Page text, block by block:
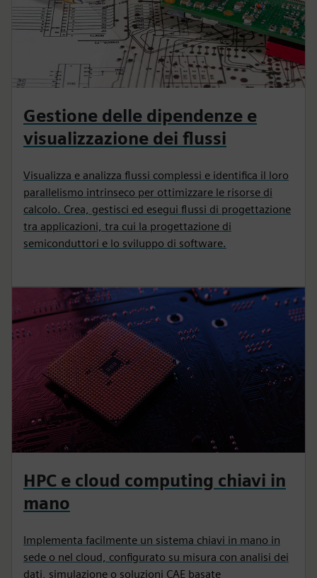
Gestione delle dipendenze e
visualizzazione dei flussi
Visualizza e analizza flussi complessi e identifica il loro
parallelismo intrinseco per ottimizzare le risorse di
calcolo. Crea, gestisci ed esegui flussi di progettazione
tra applicazioni, tra cui la progettazione di
semiconduttori e lo sviluppo di software.
HPC e cloud computing chiavi in
mano
Implementa facilmente un sistema chiavi in mano in
sede o nel cloud, configurato su misura con analisi dei
dati, simulazione o soluzioni CAE basate